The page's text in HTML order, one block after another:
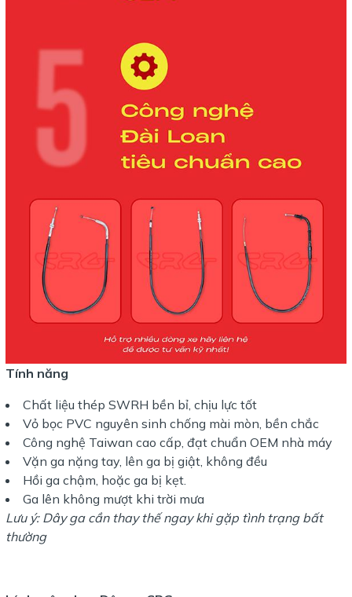
Tính năng
Chất liệu thép SWRH bền bỉ, chịu lực tốt
Vỏ bọc PVC nguyên sinh chống mài mòn, bền chắc
Công nghệ Taiwan cao cấp, đạt chuẩn OEM nhà máy
Vặn ga nặng tay, lên ga bị giật, không đều
Hồi ga chậm, hoặc ga bị kẹt.
Ga lên không mượt khi trời mưa
Lưu ý: Dây ga cần thay thế ngay khi gặp tình trạng bất
thường